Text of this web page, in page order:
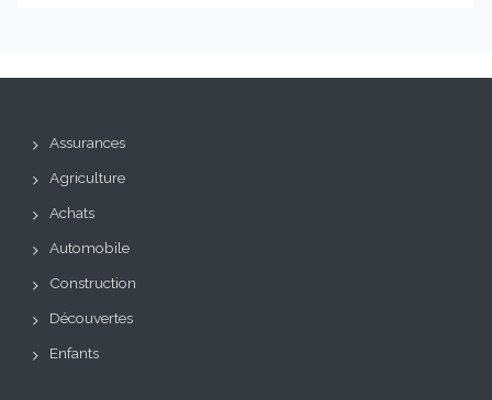
Assurances
Agriculture
Achats
Automobile
Construction
Découvertes
Enfants